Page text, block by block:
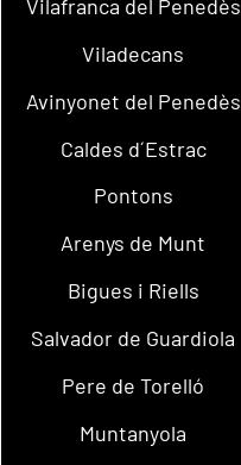
Vilafranca del Penedès
Viladecans
Avinyonet del Penedès
Caldes d´Estrac
Pontons
Arenys de Munt
Bigues i Riells
Salvador de Guardiola
Pere de Torelló
Muntanyola